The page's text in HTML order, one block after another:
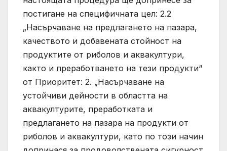
постигане на специфичната цел: 2.2
„Насърчаване на предлагането на пазара,
качеството и добавената стойност на
продуктите от риболов и аквакултури,
както и преработването на тези продукти“
от Приоритет: 2. „Насърчаване на
устойчиви дейности в областта на
аквакултурите, преработката и
предлагането на пазара на продукти от
риболов и аквакултури, като по този начин